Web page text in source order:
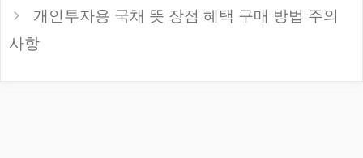
개인투자용 국채 뜻 장점 혜택 구매 방법 주의
사항